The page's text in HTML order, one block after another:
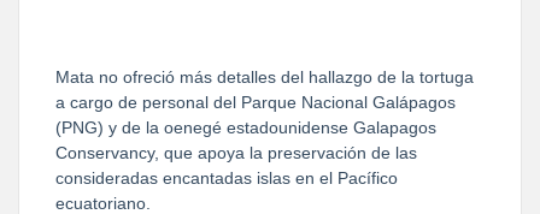
Mata no ofreció más detalles del hallazgo de la tortuga
a cargo de personal del Parque Nacional Galápagos
(PNG) y de la oenegé estadounidense Galapagos
Conservancy, que apoya la preservación de las
consideradas encantadas islas en el Pacífico
ecuatoriano.